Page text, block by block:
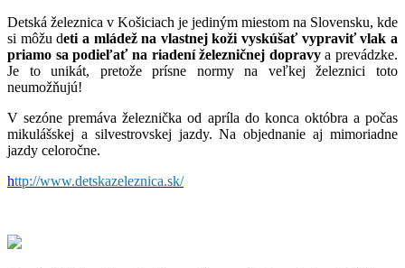
Detská železnica v Košiciach je jediným miestom na Slovensku, kde
si môžu deti a mládež na vlastnej koži vyskúšať vypraviť vlak a
priamo sa podieľať na riadení železničnej dopravya prevádzke.
Je to unikát, pretože prísne normy na veľkej železnici toto
neumožňujú!
V sezóne premáva železnička od apríla do konca októbra a počas
mikulášskej a silvestrovskej jazdy. Na objednanie aj mimoriadne
jazdy celoročne.
http://www.detskazeleznica.sk/